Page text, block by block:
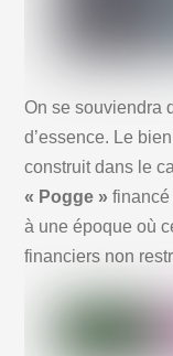
On se souviendra
d’essence. Le
construit dans le
« Pogge »
à une époque où
financiers non